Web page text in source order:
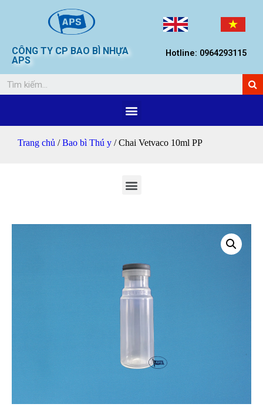
CÔNG TY CP BAO BÌ NHỰA
APS
Hotline: 0964293115
Trang chủ /Bao bì Thú y / Chai Vetvaco 10ml PP